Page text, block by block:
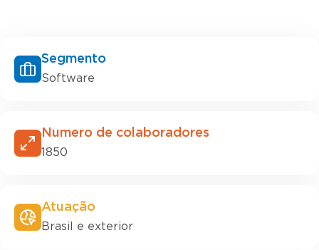
Segmento
Software
Numero de colaboradores
1850
Atuação
Brasil e exterior